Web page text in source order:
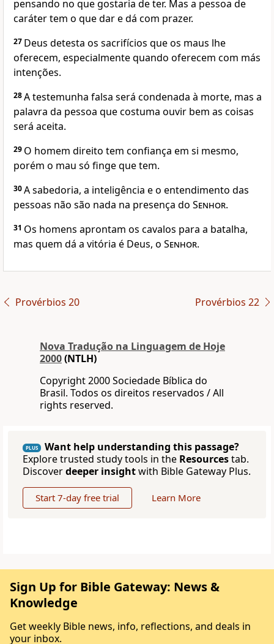
pensando no que gostaria de ter. Mas a pessoa de
caráter tem o que dar e dá com prazer.
27 Deus detesta os sacrifícios que os maus lhe
oferecem, especialmente quando oferecem com más
intenções.
28A testemunha falsa será condenada à morte, mas a
palavra da pessoa que costuma ouvir bem as coisas
será aceita.
29 O homem direito tem confiança em si mesmo,
porém o mau só finge que tem.
30A sabedoria, a inteligência e o entendimento das
pessoas não são nada na presença do Senhor.
31 Os homens aprontam os cavalos para a batalha,
mas quem dá a vitória é Deus, o Senhor.
Provérbios 20 Provérbios 22
Nova Traduҫão na Linguagem de Hoje
2000(NTLH)
Copyright 2000 Sociedade Bíblica do
Brasil. Todos os direitos reservados / All
rights reserved.
PLUS
Want help understanding this passage?
Explore trusted study tools in the Resourcestab.
Discoverdeeper insightwith Bible Gateway Plus.
Start 7-day free trial Learn More
Sign Up for Bible Gateway: News &
Knowledge
Get weekly Bible news, info, reflections, and deals in
your inbox.